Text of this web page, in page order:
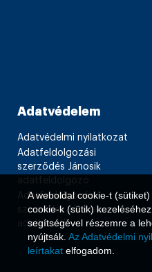
Adatvédelem
Adatvédelmi nyilatkozat
Adatfeldolgozási
szerződés Jánosik
adatfeldolgozó
Adatfeldolgozási
szerződés Jánosik
adatkezelő
A weboldal cookie-t
cookie-k (sütik)
segítségével részemre a
nyújtsák. Az Adatvédelmi
leírtakat elfogadom.